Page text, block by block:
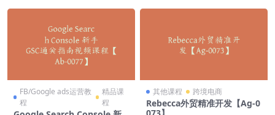
FB/Google ads运营教
程
精品课
程
其他课程 跨境电商
Rebecca外贸精准开发【Ag-0